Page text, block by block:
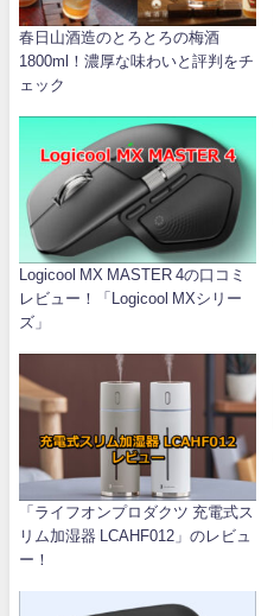
春日山酒造のとろとろの梅酒
1800ml！濃厚な味わいと評判をチ
ェック
Logicool MX MASTER 4の口コミ
レビュー！「Logicool MXシリー
ズ」
「ライフオンプロダクツ 充電式ス
リム加湿器 LCAHF012」のレビュ
ー！